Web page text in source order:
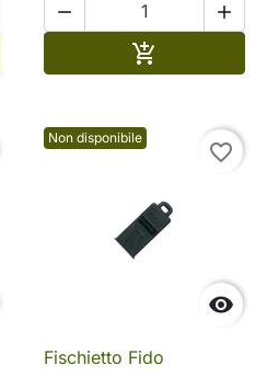
 

Non disponibile

favorite_border
Fischietto Fido